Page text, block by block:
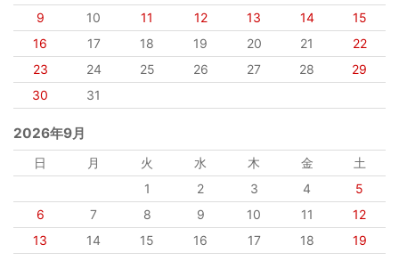
9
10 11 12 13 14
15
16
17 18 19 20 21
22
23
24 25 26 27 28
29
30
31
2026年9月
日 月 火 水 木 金
土
1
2 3 4
5
6
7 8 9 10 11
12
13
14 15 16 17 18
19